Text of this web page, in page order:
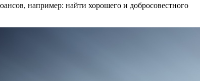
например: найти хорошего и добросовестного